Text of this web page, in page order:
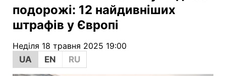
подорожі: 12 найдивніших
штрафів у Європі
Неділя 18 травня 2025 19:00
UA
EN RU